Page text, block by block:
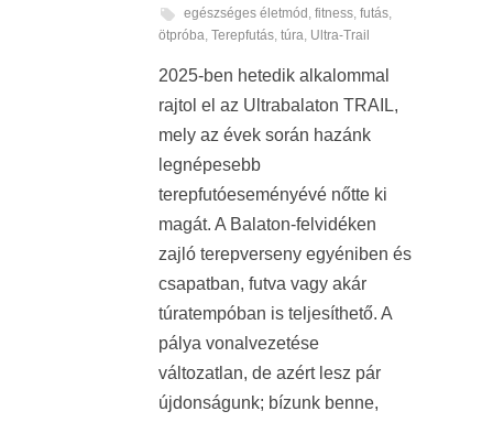
egészséges életmód , fitness, futás,
ötpróba, Terepfutás, túra, Ultra-Trail
2025-ben hetedik alkalommal
rajtol el az Ultrabalaton TRAIL,
mely az évek során hazánk
legnépesebb
terepfutóeseményévé nőtte ki
magát. A Balaton-felvidéken
zajló terepverseny egyéniben és
csapatban, futva vagy akár
túratempóban is teljesíthető. A
pálya vonalvezetése
változatlan, de azért lesz pár
újdonságunk; bízunk benne,